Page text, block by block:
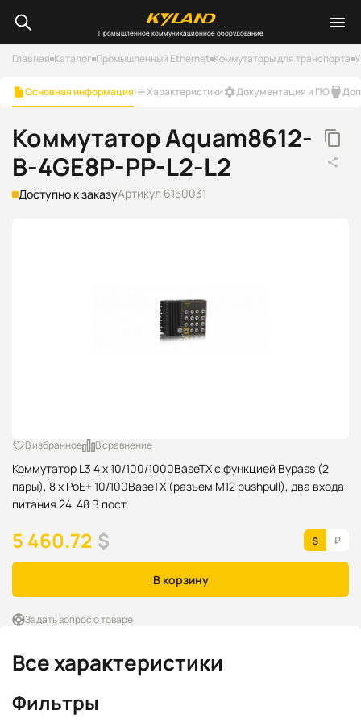
Промышленное коммуникационное оборудование
Главная Каталог Промышленный Ethernet Коммутаторы для транспорта
Основная информация Характеристики Документация и ПО
Коммутатор Aquam8612-
B-4GE8P-PP-L2-L2
Доступно к заказуАртикул 6150031
Коммутатор L3 4 x 10/100/1000BaseTX c функцией Bypass (2
пары), 8 x PoE+ 10/100BaseTX (разъем M12 pushpull), два входа
питания 24-48 В пост.
В избранное В сравнение
5 460.72 $
В корзину
Задать вопрос о товаре
Все характеристики
Фильтры